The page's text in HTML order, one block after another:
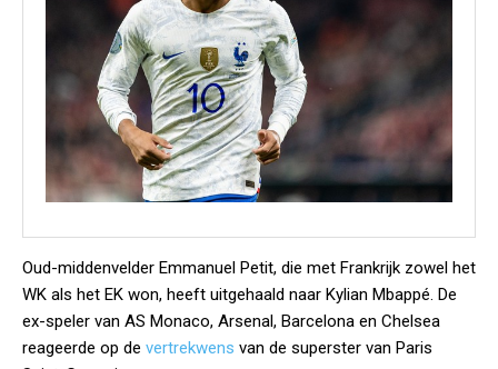
Oud-middenvelder Emmanuel Petit, die met Frankrijk zowel het
WK als het EK won, heeft uitgehaald naar Kylian Mbappé. De
ex-speler van AS Monaco, Arsenal, Barcelona en Chelsea
reageerde op de vertrekwens van de superster van Paris